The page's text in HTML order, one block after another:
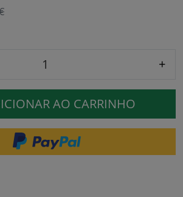
+
AO CARRINHO